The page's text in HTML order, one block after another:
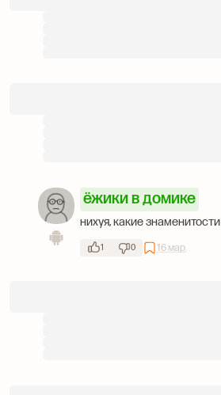
ёжики в домике
нихуя, какие знаменитости
1 0 16 мар.